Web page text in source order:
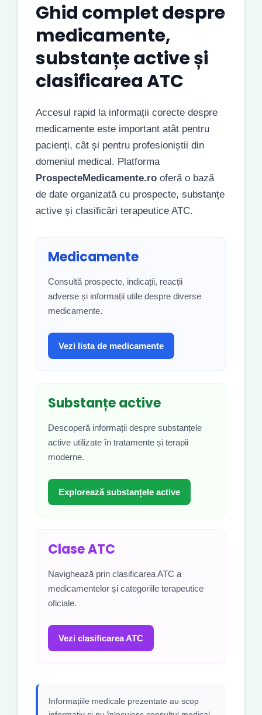
Ghid complet despre
medicamente,
substanțe active și
clasificarea ATC
Accesul rapid la informații corecte despre
medicamente este important atât pentru
pacienți, cât și pentru profesioniștii din
domeniul medical. Platforma
ProspecteMedicamente.ro oferă o bază
de date organizată cu prospecte, substanțe
active și clasificări terapeutice ATC.
Medicamente
Consultă prospecte, indicații, reacții
adverse și informații utile despre diverse
medicamente.
Vezi lista de medicamente
Substanțe active
Descoperă informații despre substanțele
active utilizate în tratamente și terapii
moderne.
Explorează substanțele active
Clase ATC
Navighează prin clasificarea ATC a
medicamentelor și categoriile terapeutice
oficiale.
Vezi clasificarea ATC
Informațiile medicale prezentate au scop